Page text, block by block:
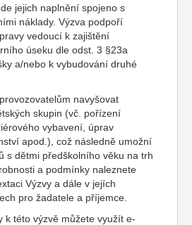
jejich naplnění spojeno s
náklady. Výzva podpoří
vedoucí k zajištění
úseku dle odst. 3 §23a
a/nebo k vybudování druhé
navyšovat
skupin (vč. pořízení
vybavení, úprav
apod.), což následně umožní
s dětmi předškolního věku na trh
a podmínky naleznete
Výzvy a dále v jejích
pro žadatele a příjemce.
k této výzvě můžete využít e-